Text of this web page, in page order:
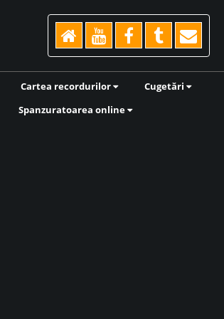
Cartea recordurilor
Cugetări
Spanzuratoarea online